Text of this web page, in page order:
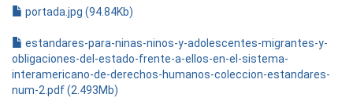
portada.jpg (94.84Kb)
estandares-para-ninas-ninos-y-adolescentes-migrantes-y-
obligaciones-del-estado-frente-a-ellos-en-el-sistema-
interamericano-de-derechos-humanos-coleccion-estandares-
num-2.pdf (2.493Mb)